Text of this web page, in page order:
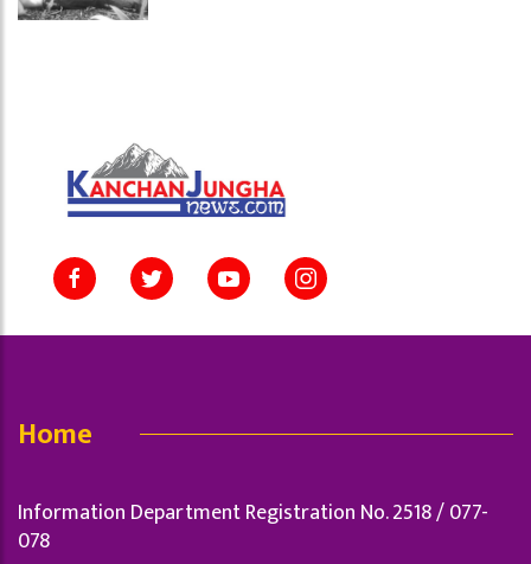
Home
Information Department Registration No. 2518 / 077-
078